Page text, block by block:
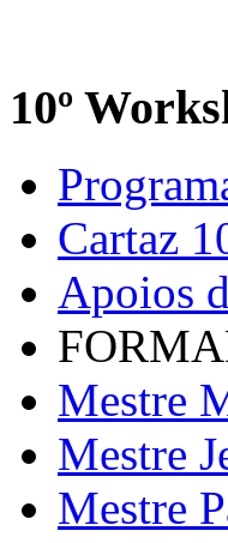
10º
Cartaz
Apoios
Mestre
Mestre
Mestre